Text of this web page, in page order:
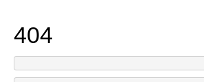
404